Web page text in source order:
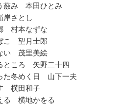
蘞み 本田ひとみ
さとし
村本なずな
こ 望月士郎
い 茂里美絵
ところ 矢野二十四
た冬めく日 山下一夫
横田和子
る 横地かをる